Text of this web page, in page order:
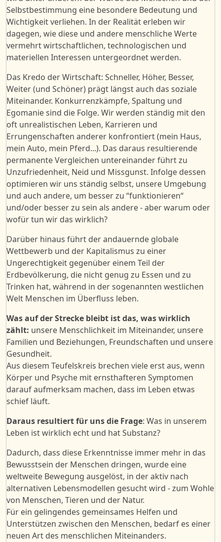
Selbstbestimmung eine besondere Bedeutung und
Wichtigkeit verliehen. In der Realität erleben wir
dagegen, wie diese und andere menschliche Werte
vermehrt wirtschaftlichen, technologischen und
materiellen Interessen untergeordnet werden.
Das Kredo der Wirtschaft: Schneller, Höher, Besser,
Weiter (und Schöner) prägt längst auch das soziale
Miteinander. Konkurrenzkämpfe, Spaltung und
Egomanie sind die Folge. Wir werden ständig mit den
oft unrealistischen Leben, Karrieren und
Errungenschaften anderer konfrontiert (mein Haus,
mein Auto, mein Pferd...). Das daraus resultierende
permanente Vergleichen untereinander führt zu
Unzufriedenheit, Neid und Missgunst. Infolge dessen
optimieren wir uns ständig selbst, unsere Umgebung
und auch andere, um besser zu “funktionieren“
und/oder besser zu sein als andere - aber warum oder
wofür tun wir das wirklich?
Darüber hinaus führt der andauernde globale
Wettbewerb und der Kapitalismus zu einer
Ungerechtigkeit gegenüber einem Teil der
Erdbevölkerung, die nicht genug zu Essen und zu
Trinken hat, während in der sogenannten westlichen
Welt Menschen im Überfluss leben.
Was auf der Strecke bleibt ist das, was wirklich
zählt: unsere Menschlichkeit im Miteinander, unsere
Familien und Beziehungen, Freundschaften und unsere
Gesundheit.
Aus diesem Teufelskreis brechen viele erst aus, wenn
Körper und Psyche mit ernsthafteren Symptomen
darauf aufmerksam machen, dass im Leben etwas
schief läuft.
Daraus resultiert für uns die Frage: Was in unserem
Leben ist wirklich echt und hat Substanz?
Dadurch, dass diese Erkenntnisse immer mehr in das
Bewusstsein der Menschen dringen, wurde eine
weltweite Bewegung ausgelöst, in der aktiv nach
alternativen Lebensmodellen gesucht wird - zum Wohle
von Menschen, Tieren und der Natur.
Für ein gelingendes gemeinsames Helfen und
Unterstützen zwischen den Menschen, bedarf es einer
neuen Art des menschlichen Miteinanders.